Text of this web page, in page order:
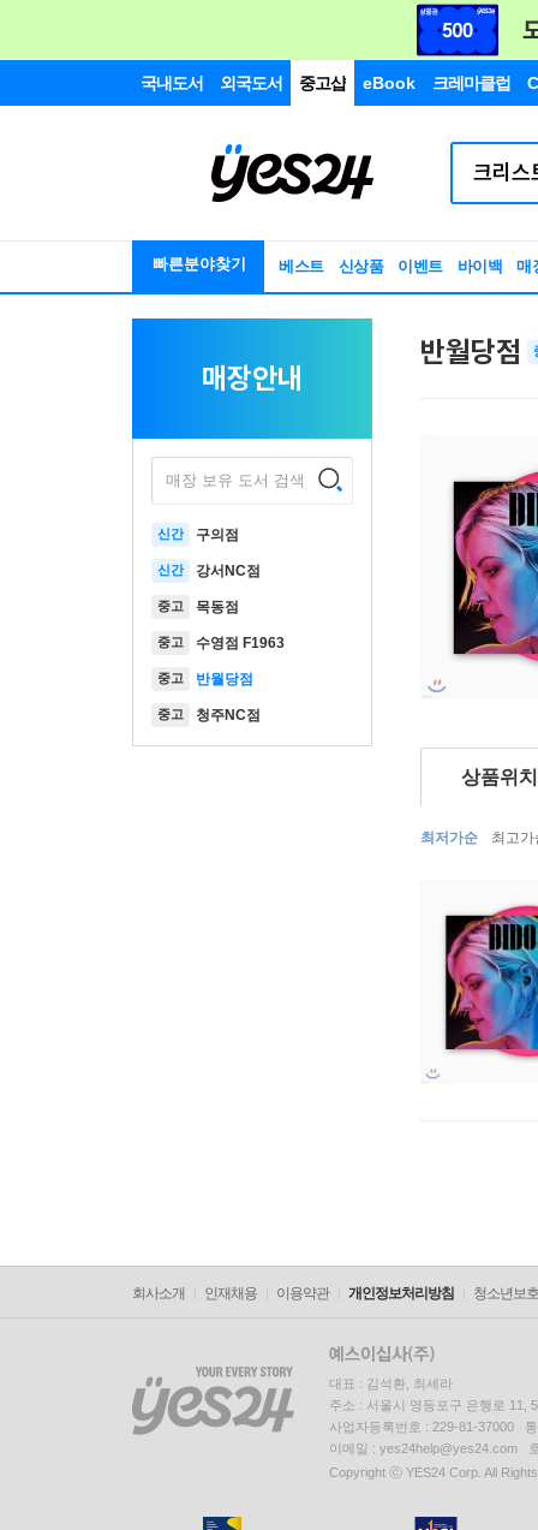
국내도서 외국도서 중고샵 eBook 크레마클럽
빠른분야찾기 베스트 신상품 이벤트 바이백 매
매장안내
매장 보유 도서 검색
신간 구의점
신간 강서NC점
중고 목동점
중고 수영점 F1963
중고 반월당점
중고 청주NC점
반월당점
상품위치
최저가순 최고가
회사소개 인재채용 이용약관 개인정보처리방침 청소년보
대표 : 김석환, 최세라
주소 : 서울시 영등포구 은행로 11,
사업자등록번호 : 229-81-37000
이메일 : yes24help@yes24.com
Copyright ⓒ YES24 Corp. All